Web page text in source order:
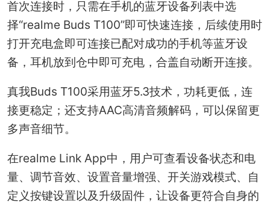
首次连接时，只需在手机的蓝牙设备列表中选
择“realme Buds T100”即可快速连接，后续使用时
打开充电盒即可连接已配对成功的手机等蓝牙设
备，耳机放到仓中即可充电，合盖自动断开连接。
真我Buds T100采用蓝牙5.3技术，功耗更低，连
接更稳定；还支持AAC高清音频解码，可以保留更
多声音细节。
在realme Link App中，用户可查看设备状态和电
量、调节音效、设置音量增强、开关游戏模式、自
定义按键设置以及升级固件，让设备更符合自身的